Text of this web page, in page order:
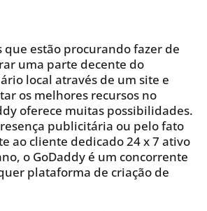
que estão procurando fazer de
uma parte decente do
local através de um site e
os melhores recursos no
oferece muitas possibilidades.
publicitária ou pelo fato
ao cliente dedicado 24 x 7 ativo
o GoDaddy é um concorrente
plataforma de criação de